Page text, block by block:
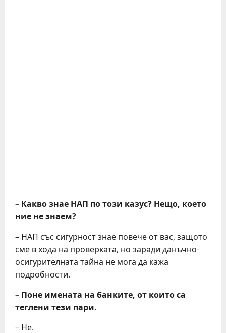
– Какво знае НАП по този казус? Нещо, което
ние не знаем?
– НАП със сигурност знае повече от вас, защото
сме в хода на проверката, но заради данъчно-
осигурителната тайна не мога да кажа
подробности.
– Поне имената на банките, от които са
теглени тези пари.
– Не.